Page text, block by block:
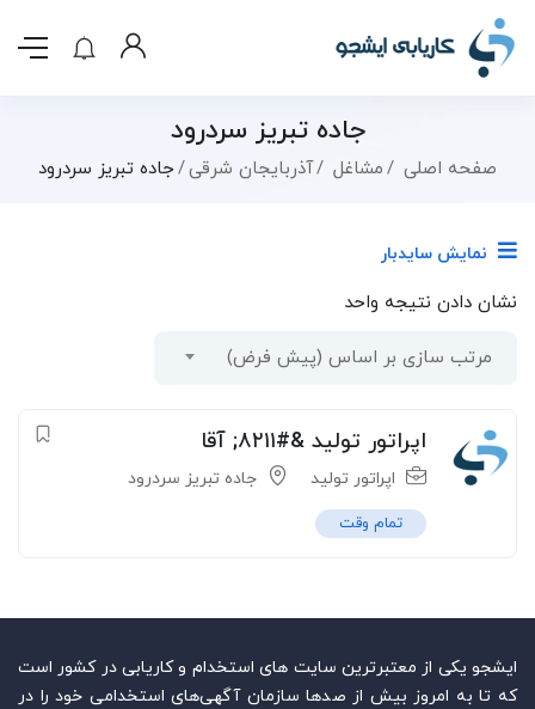
جاده تبریز سردرود
صفحه اصلی مشاغل آذربایجان شرقی جاده تبریز سردرود
نمایش سایدبار
نشان دادن نتیجه واحد
مرتب سازی بر اساس (پیش فرض)
اپراتور تولید &#۸۲۱۱; آقا
اپراتور تولید جاده تبریز سردرود
تمام وقت
ایشجو یکی از معتبرترین سایت‌ های استخدام و کاریابی در کشور است
که تا به امروز بیش از صدها سازمان آگهی‌های استخدامی خود را در